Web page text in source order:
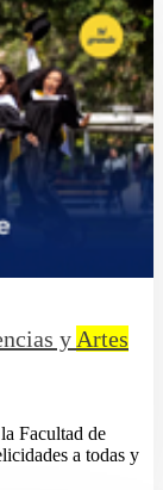
y Artes
Facultad de
a todas y